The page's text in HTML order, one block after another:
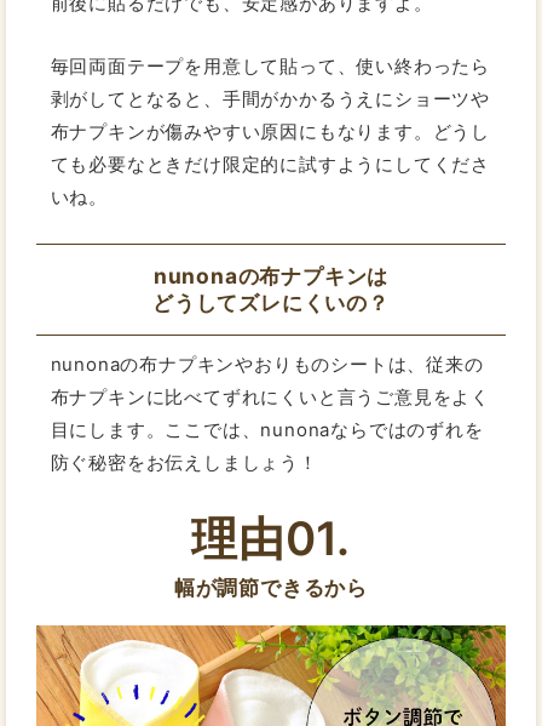
毎回両面テープを用意して貼って、使い終わったら
剥がしてとなると、手間がかかるうえにショーツや
布ナプキンが傷みやすい原因にもなります。どうし
ても必要なときだけ限定的に試すようにしてくださ
いね。
nunonaの布ナプキンは
どうしてズレにくいの？
nunonaの布ナプキンやおりものシートは、従来の
布ナプキンに比べてずれにくいと言うご意見をよく
目にします。ここでは、nunonaならではのずれを
防ぐ秘密をお伝えしましょう！
理由01.
幅が調節できるから